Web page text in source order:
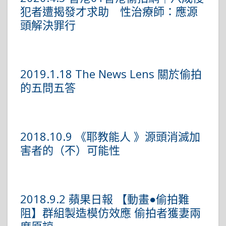
犯者遭揭發才求助 性治療師：應源
頭解決罪行
2019.1.18 The News Lens 關於偷拍
的五問五答
2018.10.9 《耶教能人 》源頭消滅加
害者的（不）可能性
2018.9.2 蘋果日報 【動畫●偷拍難
阻】群組製造模仿效應 偷拍者獲妻兩